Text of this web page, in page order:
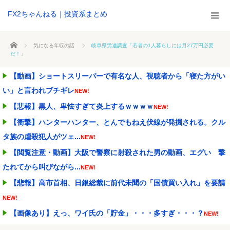
FX2ちゃんねる｜投資系まとめ
ホーム 気になる年収の話
岐阜県労連調査「若者の1人暮らしには月27万円必要
だ！」
【動画】ショートスリーパーで有名な人、視聴者から「寝た方がい
い」と言われブチギレNEW!
【悲報】黒人、卑怯すぎて炎上するｗｗｗｗNEW!
【衝撃】ハンターハンター、とんでもねえ伏線が発掘される。クル
タ族の虐殺犯人がツェ...NEW!
【閲覧注意・動画】大阪で警察に射殺された男の動画、エグい 撃
たれてから叫びながら...NEW!
【悲報】高市首相、日銀総裁に前代未聞の「国債買い入れ」を要請
NEW!
【画像あり】えっ、ワイ氏の「貯金」・・・多すぎ・・・？ NEW!